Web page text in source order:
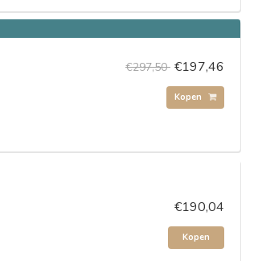
€297,50 €197,46
Kopen
€190,04
Kopen